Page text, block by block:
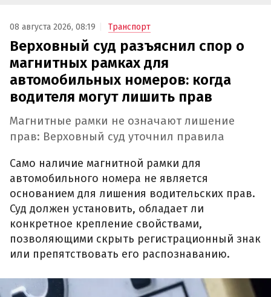
08 августа 2026, 08:19 Транспорт
Верховный суд разъяснил спор о
магнитных рамках для
автомобильных номеров: когда
водителя могут лишить прав
Магнитные рамки не означают лишение
прав: Верховный суд уточнил правила
Само наличие магнитной рамки для
автомобильного номера не является
основанием для лишения водительских прав.
Суд должен установить, обладает ли
конкретное крепление свойствами,
позволяющими скрыть регистрационный знак
или препятствовать его распознаванию.